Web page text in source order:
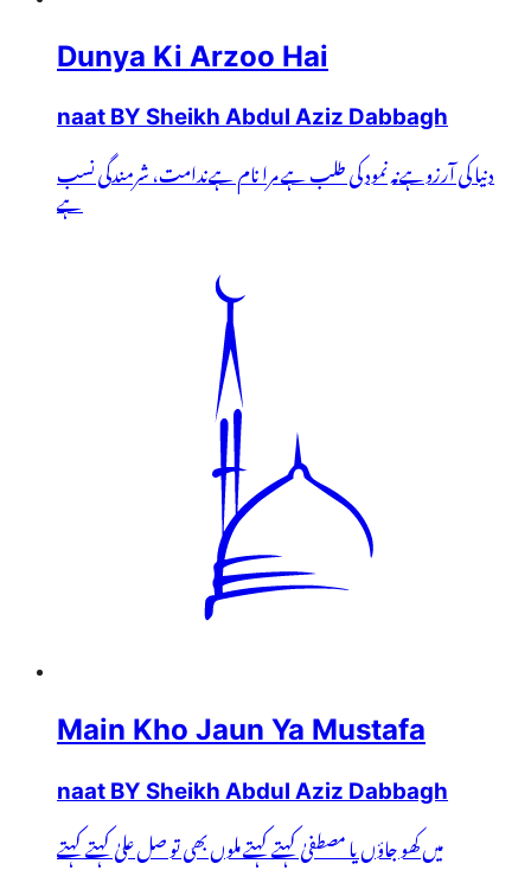
Dunya Ki Arzoo Hai
naat BY Sheikh Abdul Aziz Dabbagh
دنیا کی آرزوہےنہ نمود کی طلب ہے مرا نام ہےندامت، شرمندگی نسب
ہے
Main Kho Jaun Ya Mustafa
naat BY Sheikh Abdul Aziz Dabbagh
میں کھو جاؤں یا مصطفیٰ کہتے کہتے ملوں بھی تو صل علیٰ کہتے کہتے